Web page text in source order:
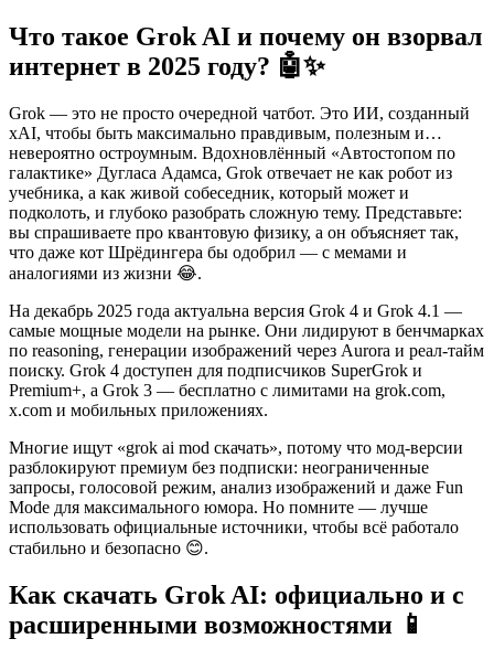
Что такое Grok AI и почему он взорвал
интернет в 2025 году? 🤖✨
Grok — это не просто очередной чатбот. Это ИИ, созданный
xAI, чтобы быть максимально правдивым, полезным и…
невероятно остроумным. Вдохновлённый «Автостопом по
галактике» Дугласа Адамса, Grok отвечает не как робот из
учебника, а как живой собеседник, который может и
подколоть, и глубоко разобрать сложную тему. Представьте:
вы спрашиваете про квантовую физику, а он объясняет так,
что даже кот Шрёдингера бы одобрил — с мемами и
аналогиями из жизни 😂.
На декабрь 2025 года актуальна версия Grok 4 и Grok 4.1 —
самые мощные модели на рынке. Они лидируют в бенчмарках
по reasoning, генерации изображений через Aurora и реал-тайм
поиску. Grok 4 доступен для подписчиков SuperGrok и
Premium+, а Grok 3 — бесплатно с лимитами на grok.com,
x.com и мобильных приложениях.
Многие ищут «grok ai mod скачать», потому что мод-версии
разблокируют премиум без подписки: неограниченные
запросы, голосовой режим, анализ изображений и даже Fun
Mode для максимального юмора. Но помните — лучше
использовать официальные источники, чтобы всё работало
стабильно и безопасно 😊.
Как скачать Grok AI: официально и с
расширенными возможностями 📱